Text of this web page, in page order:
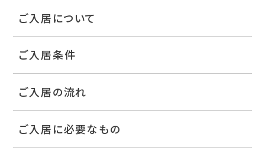
ご入居について
ご入居条件
ご入居の流れ
ご入居に必要なもの